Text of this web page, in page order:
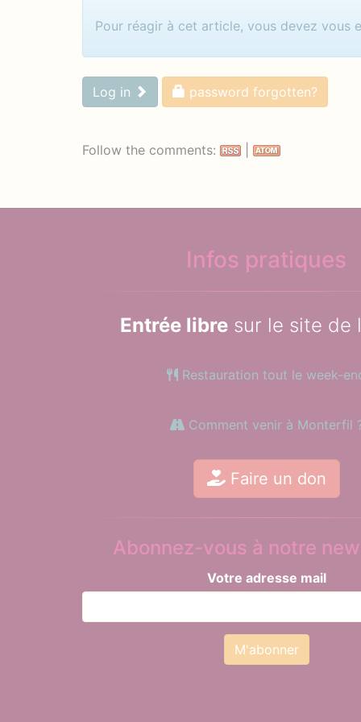
Pour réagir à cet article, vous devez vous
Log in password forgotten?
Follow the comments:
Infos pratiques
Entrée libresur le site de
Restauration tout le week-
Comment venir à Monterfil
Faire un don
Abonnez-vous à notre
Votre adresse mail